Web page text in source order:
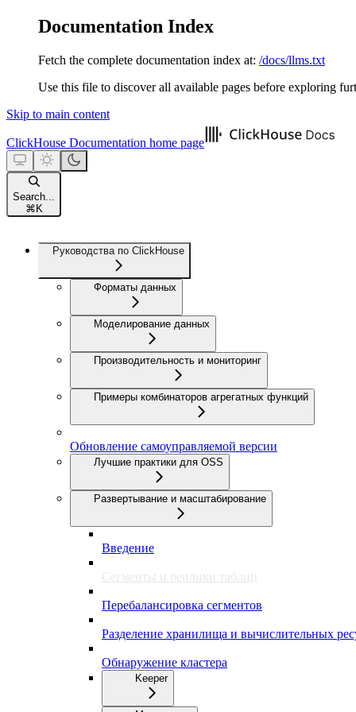
Documentation Index
Fetch the complete documentation index at: /docs/llms.txt
Use this file to discover all available pages before exploring
Skip to main content
ClickHouse Documentation home page
Search...
⌘ K
Руководства по ClickHouse
Форматы данных
Моделирование данных
Производительность и мониторинг
Примеры комбинаторов агрегатных функций
Обновление самоуправляемой версии
Лучшие практики для OSS
Развертывание и масштабирование
Введение
Сегменты и реплики таблиц
Перебалансировка сегментов
Разделение хранилища и вычислительных
Обнаружение кластера
Keeper